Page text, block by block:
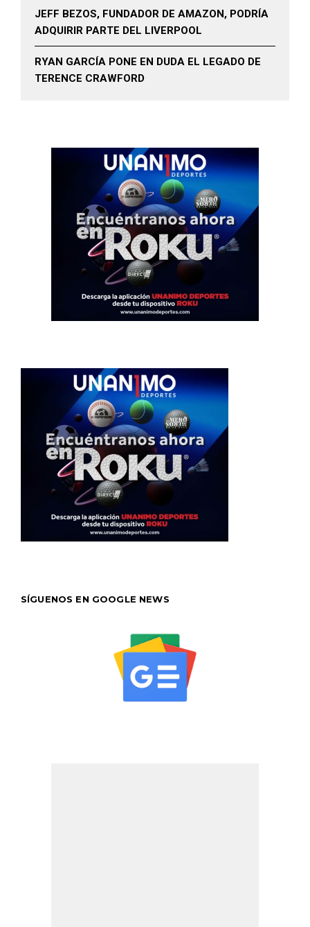
JEFF BEZOS, FUNDADOR DE AMAZON, PODRÍA
ADQUIRIR PARTE DEL LIVERPOOL
RYAN GARCÍA PONE EN DUDA EL LEGADO DE
TERENCE CRAWFORD
SÍGUENOS EN GOOGLE NEWS